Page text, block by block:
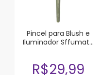
Pincel para Blush e
Iluminador Sffumato
R$29,99